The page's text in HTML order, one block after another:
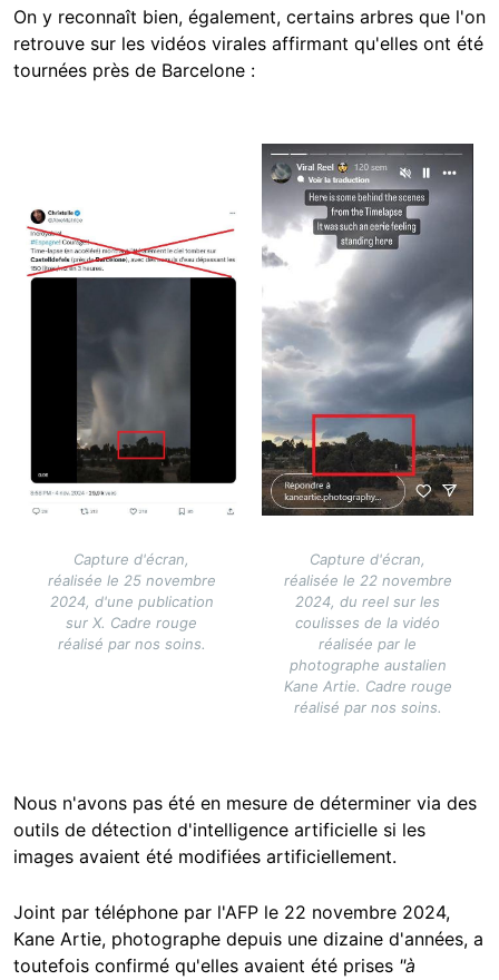
On y reconnaît bien, également, certains arbres que l'on
retrouve sur les vidéos virales affirmant qu'elles ont été
tournées près de Barcelone :
Image
Capture d'écran,
réalisée le 25 novembre
2024, d'une publication
sur X. Cadre rouge
réalisé par nos soins.
Image
Capture d'écran,
réalisée le 22 novembre
2024, du reel sur les
coulisses de la vidéo
réalisée par le
photographe austalien
Kane Artie. Cadre rouge
réalisé par nos soins.
Nous n'avons pas été en mesure de déterminer via des
outils de détection d'intelligence artificielle si les
images avaient été modifiées artificiellement.
Joint par téléphone par l'AFP le 22 novembre 2024,
Kane Artie, photographe depuis une dizaine d'années, a
toutefois confirmé qu'elles avaient été prises "à